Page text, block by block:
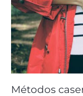
Métodos